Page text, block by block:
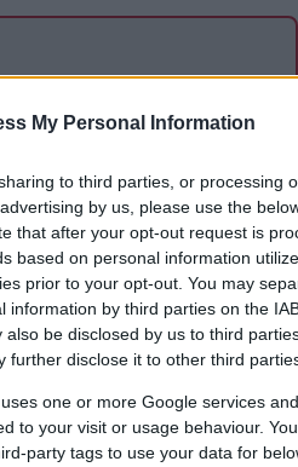
My Personal Information
to third parties, or processing
by us, please use the
that after your opt-out request is
based on personal information
prior to your opt-out. You may
by third parties on the
be disclosed by us to third
further disclose it to other third
one or more Google services
to your visit or usage behaviour.
party tags to use your data for
dal menù del sito o